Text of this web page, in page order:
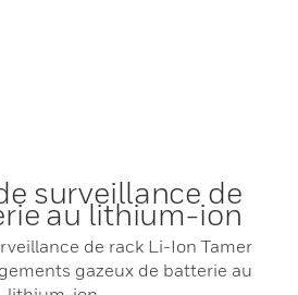
surveillance de
au lithium-ion
de rack Li-Ion Tamer
gazeux de batterie au